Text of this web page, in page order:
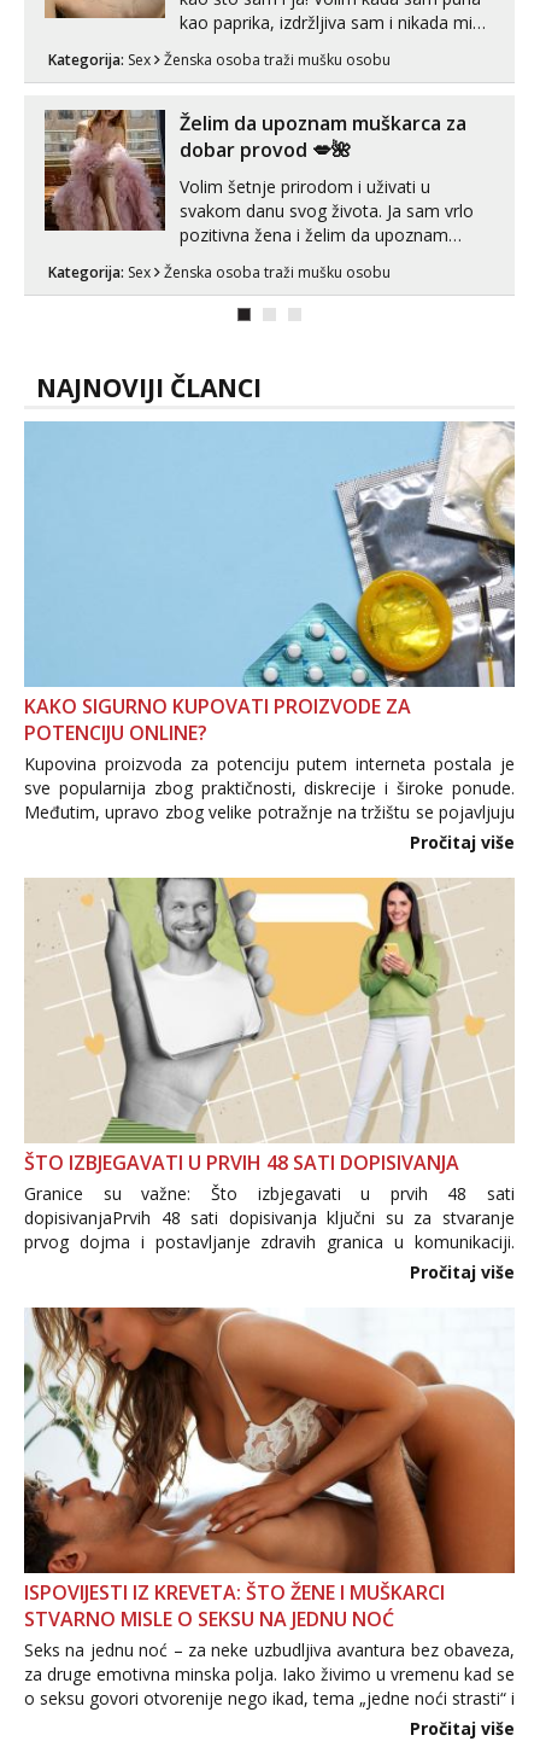
kao paprika, izdržljiva sam i nikada mi
puta dnevno bilo kad i bilo gdje zato se
link ispod i nadji me tamo, cekam te!
Kategorija: Sex Ženska osoba traži mušku osobu
Želim da upoznam muškarca za
dobar provod 💋🌺
Volim šetnje prirodom i uživati u
svakom danu svog života. Ja sam vrlo
pozitivna žena i želim da upoznam
može i nešto više.💋🌺 Klikni na link
ispod i nadji me tamo, cekam te!
Kategorija: Sex Ženska osoba traži mušku osobu
NAJNOVIJI ČLANCI
KAKO SIGURNO KUPOVATI PROIZVODE ZA
POTENCIJU ONLINE?
Kupovina proizvoda za potenciju putem interneta postala je
sve popularnija zbog praktičnosti, diskrecije i široke ponude.
Međutim, upravo zbog velike potražnje na tržištu se pojavljuju
i brojni krivotvoreni proizvodi, nepouzdane internetske
Pročitaj više
ŠTO IZBJEGAVATI U PRVIH 48 SATI DOPISIVANJA
Granice su važne: Što izbjegavati u prvih 48 sati
dopisivanjaPrvih 48 sati dopisivanja ključni su za stvaranje
prvog dojma i postavljanje zdravih granica u komunikaciji.
Važno je izbjeći prebrzo otkrivanje osobnih ili intimnih
informacija, jer nepoznata osoba još nije zaslužila to
povjerenje. Takođe...
Pročitaj više
ISPOVIJESTI IZ KREVETA: ŠTO ŽENE I MUŠKARCI
STVARNO MISLE O SEKSU NA JEDNU NOĆ
Seks na jednu noć – za neke uzbudljiva avantura bez obaveza,
za druge emotivna minska polja. Iako živimo u vremenu kad se
o seksu govori otvorenije nego ikad, tema „jedne noći strasti“ i
dalje izaziva burne rasprave. Što zapravo misle žene, a što
Pročitaj više